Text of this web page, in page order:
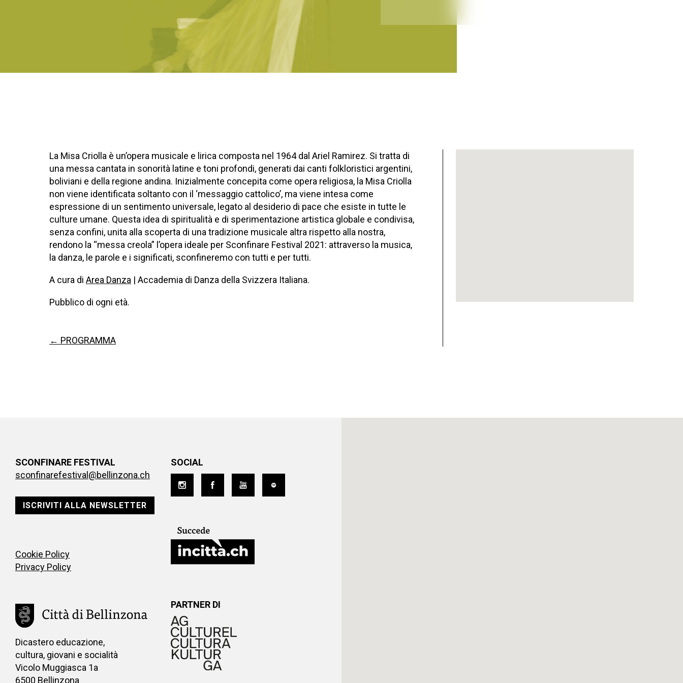
La Misa Criolla è un’opera musicale e lirica composta nel 1964 dal Ariel Ramirez. Si tratta di
una messa cantata in sonorità latine e toni profondi, generati dai canti folkloristici argentini,
boliviani e della regione andina. Inizialmente concepita come opera religiosa, la Misa Criolla
non viene identificata soltanto con il ‘messaggio cattolico’, ma viene intesa come
espressione di un sentimento universale, legato al desiderio di pace che esiste in tutte le
culture umane. Questa idea di spiritualità e di sperimentazione artistica globale e condivisa,
senza confini, unita alla scoperta di una tradizione musicale altra rispetto alla nostra,
rendono la “messa creola” l’opera ideale per Sconfinare Festival 2021: attraverso la musica,
la danza, le parole e i significati, sconfineremo con tutti e per tutti.
A cura di Area Danza | Accademia di Danza della Svizzera Italiana.
Pubblico di ogni età.
← PROGRAMMA
SCONFINARE FESTIVAL
sconfinarefestival@bellinzona.ch
ISCRIVITI ALLA NEWSLETTER
Cookie Policy
Privacy Policy
Dicastero educazione,
cultura, giovani e socialità
Vicolo Muggiasca 1a
6500 Bellinzona
SOCIAL
PARTNER DI